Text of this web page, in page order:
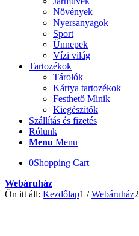
Növények
Nyersanyagok
Sport
Ünnepek
Vízi világ
Tartozékok
Tárolók
Kártya tartozékok
Festhető Minik
Kiegészítők
Szállítás és fizetés
Rólunk
Menu Menu
0Shopping Cart
Webáruház
Ön itt áll: Kezdőlap1 / Webáruház2